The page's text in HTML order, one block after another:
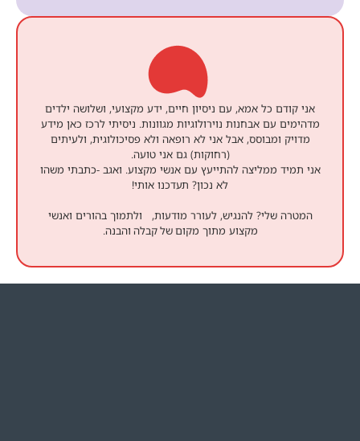
אני קודם כל אמא, עם ניסיון חיים, ידע מקצועי, ושלושה ילדים
מדהימים עם אבחנות נוירולוגיות מגוונות. ניסיתי לרכז כאן מידע
מדויק ומבוסס, אבל אני לא רופאה ולא פסיכולוגית, ולעיתים
(רחוקות) גם אני טועה.
אני תמיד ממליצה להתייעץ עם אנשי מקצוע. ואגב -כתבתי משהו
לא נכון? תעדכנו אותי!
המטרה שלי? להנגיש, לעורר מודעות, ולתמוך בהורים ואנשי
מקצוע מתוך מקום של קבלה והבנה.